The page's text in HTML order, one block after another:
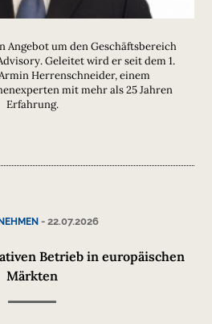
Angebot um den Geschäftsbereich
Geleitet wird er seit dem 1.
Herrenschneider, einem
mit mehr als 25 Jahren
Erfahrung.
- 22.07.2026
Betrieb in europäischen
Märkten